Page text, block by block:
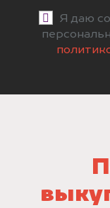
Я даю